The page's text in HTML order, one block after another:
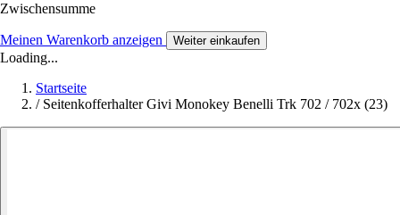
Zwischensumme
Meinen Warenkorb anzeigen Weiter einkaufen
Loading...
Startseite
/ Seitenkofferhalter Givi Monokey Benelli Trk 702 / 702x (23)